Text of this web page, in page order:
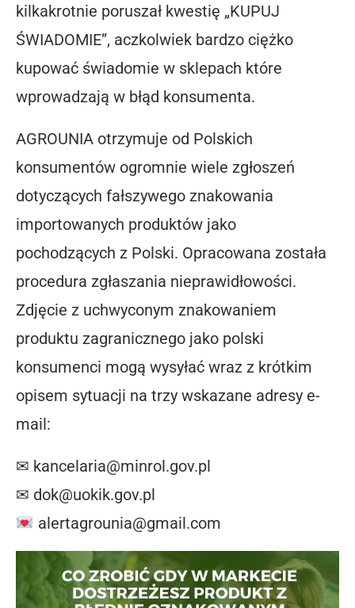
kilkakrotnie poruszał kwestię „KUPUJ
ŚWIADOMIE”, aczkolwiek bardzo ciężko
kupować świadomie w sklepach które
wprowadzają w błąd konsumenta.
AGROUNIA otrzymuje od Polskich
konsumentów ogromnie wiele zgłoszeń
dotyczących fałszywego znakowania
importowanych produktów jako
pochodzących z Polski. Opracowana została
procedura zgłaszania nieprawidłowości.
Zdjęcie z uchwyconym znakowaniem
produktu zagranicznego jako polski
konsumenci mogą wysyłać wraz z krótkim
opisem sytuacji na trzy wskazane adresy e-
mail:
✉ kancelaria@minrol.gov.pl
✉ dok@uokik.gov.pl
alertagrounia@gmail.com